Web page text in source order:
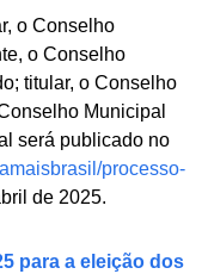
o Conselho
o Conselho
titular, o Conselho
Municipal
será publicado no
processo-
de 2025.
para a eleição dos